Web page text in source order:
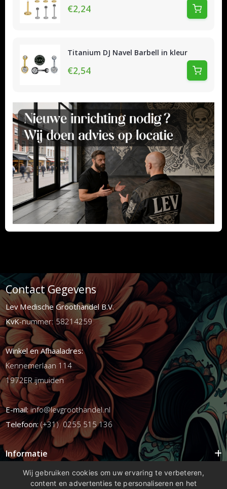
€2,24
Titanium DJ Navel Barbell in kleur
€2,54
Contact Gegevens
Lev Medische Groothandel B.V.
KvK-nummer: 58214259
Winkel en Afhaaladres:
Kennemerlaan 114
1972ER ijmuiden
E-mail:info@levgroothandel.nl
Telefoon:(+31) 0255 515 136
Informatie
Mijn account
Wij gebruiken cookies om uw ervaring te verbeteren,
content en advertenties te personaliseren en het